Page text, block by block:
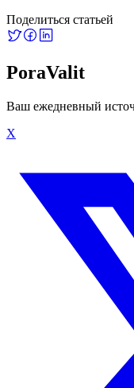
Поделиться статьей
PoraValit
Ваш ежедневный
X